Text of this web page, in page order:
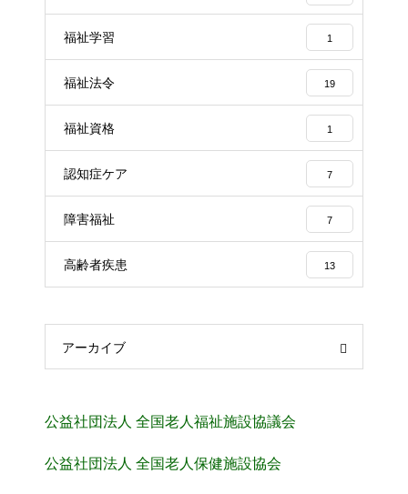
福祉学習 1
福祉法令 19
福祉資格 1
認知症ケア 7
障害福祉 7
高齢者疾患 13
アーカイブ
公益社団法人 全国老人福祉施設協議会
公益社団法人 全国老人保健施設協会